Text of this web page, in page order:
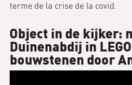
terme de la crise de la covid.
Object in de kijker:
Duinenabdij in
bouwstenen door